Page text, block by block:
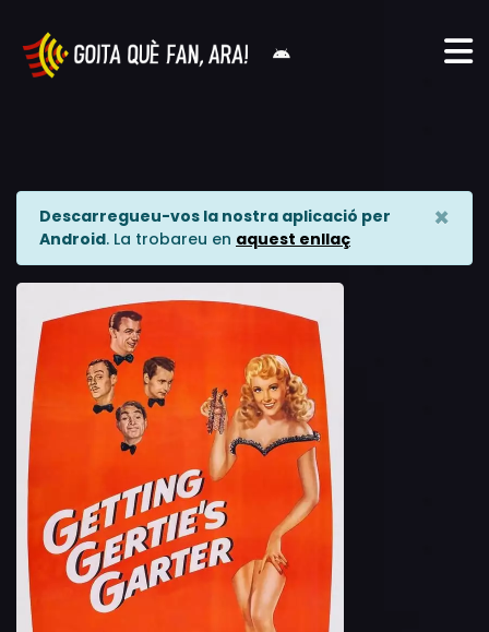
Descarregueu-vos la nostra aplicació per
Android. La trobareu en aquest enllaç
×